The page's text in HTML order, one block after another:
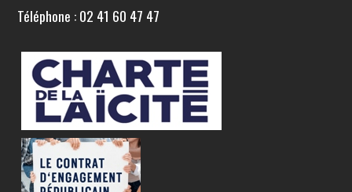
Téléphone : 02 41 60 47 47